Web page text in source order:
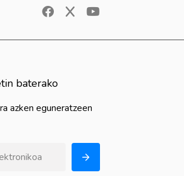
baterako
azken eguneratzeen